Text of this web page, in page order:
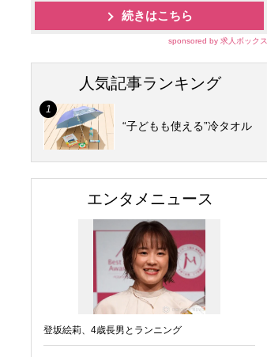
続きはこちら
sponsored by 求人ボックス
人気記事ランキング
“子どもも使える”冷タオル
エンタメニュース
登坂絵莉、4歳長男とランニング